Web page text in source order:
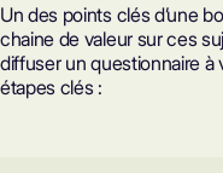
Un des points clés d’une
chaine de valeur sur ces
diffuser un questionnaire à
étapes clés :